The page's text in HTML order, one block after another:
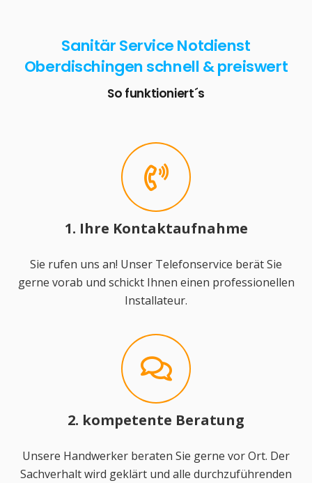
Sanitär Service Notdienst
Oberdischingen schnell & preiswert
So funktioniert´s
1. Ihre Kontaktaufnahme
Sie rufen uns an! Unser Telefonservice berät Sie
gerne vorab und schickt Ihnen einen professionellen
Installateur.
2. kompetente Beratung
Unsere Handwerker beraten Sie gerne vor Ort. Der
Sachverhalt wird geklärt und alle durchzuführenden